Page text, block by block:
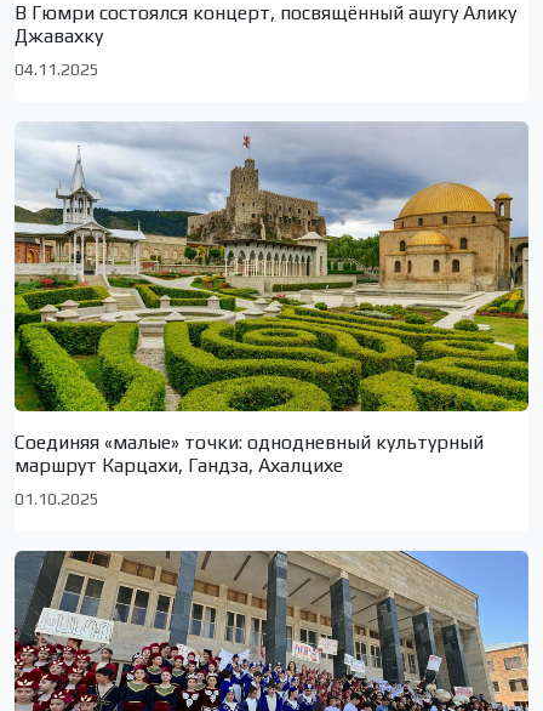
В Гюмри состоялся концерт, посвящённый ашугу Алику
Джавахку
04.11.2025
Соединяя «малые» точки: однодневный культурный
маршрут Карцахи, Гандза, Ахалцихе
01.10.2025